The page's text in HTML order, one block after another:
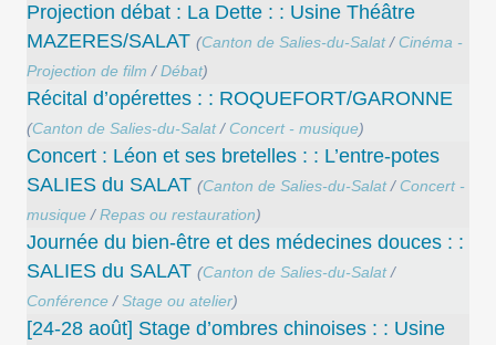
Projection débat : La Dette : : Usine Théâtre
MAZERES/SALAT (Canton de Salies-du-Salat/ Cinéma -
Projection de film /Débat)
Récital d’opérettes : : ROQUEFORT/GARONNE
(Canton de Salies-du-Salat/ Concert - musique)
Concert : Léon et ses bretelles : : L’entre-potes
SALIES du SALAT (Canton de Salies-du-Salat/ Concert -
musique/Repas ou restauration)
Journée du bien-être et des médecines douces : :
SALIES du SALAT (Canton de Salies-du-Salat/
Conférence/Stage ou atelier)
[24-28 août] Stage d’ombres chinoises : : Usine